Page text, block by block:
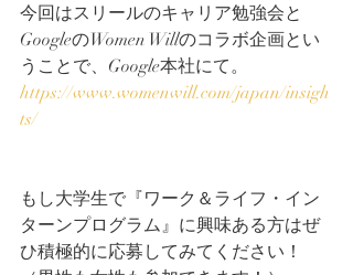
今回はスリールのキャリア勉強会と
GoogleのWomen Willのコラボ企画とい
うことで、Google本社にて。
https://www.womenwill.com/japan/insigh
ts/
もし大学生で『ワーク＆ライフ・イン
ターンプログラム』に興味ある方はぜ
ひ積極的に応募してみてください！